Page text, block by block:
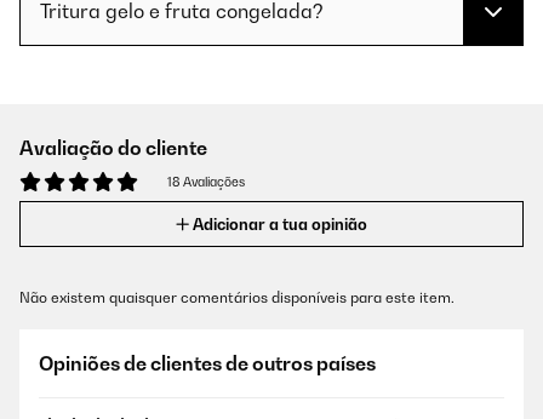
Tritura gelo e fruta congelada?
Avaliação do cliente
18 Avaliações
Adicionar a tua opinião
Não existem quaisquer comentários disponíveis para este item.
Opiniões de clientes de outros países